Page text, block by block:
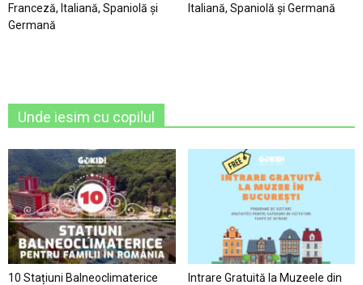
Franceză, Italiană, Spaniolă şi
Germană
Italiană, Spaniolă şi Germană
Unde iesim cu copilul
10 Stațiuni Balneoclimaterice
Intrare Gratuită la Muzeele din